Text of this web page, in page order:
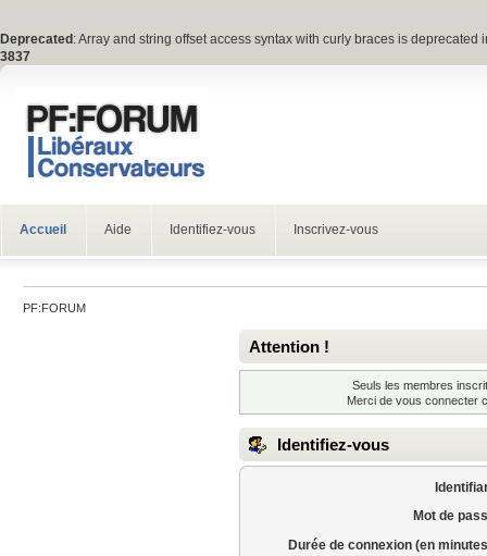
Deprecated : Array and string offset access syntax with curly braces is deprecated
3837
Accueil Aide Identifiez-vous Inscrivez-vous
PF:FORUM
Attention !
Seuls les membres
Merci de vous connecter
Identifiez-vous
Mot de
Durée de connexion (en